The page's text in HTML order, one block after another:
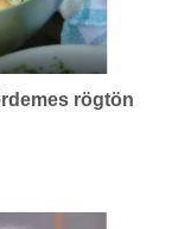
rögtön